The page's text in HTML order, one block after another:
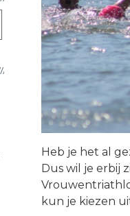
Heb je het al
Dus wil je erbij
kun je kiezen